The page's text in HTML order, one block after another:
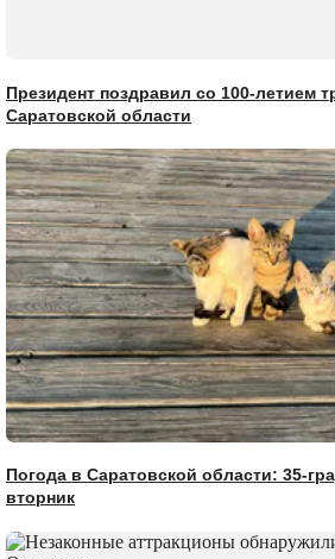
Президент поздравил со 100-летием
Саратовской области
Погода в Саратовской области: 35-
вторник